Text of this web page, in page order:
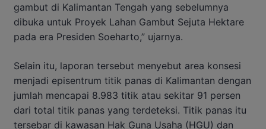
gambut di Kalimantan Tengah yang sebelumnya
dibuka untuk Proyek Lahan Gambut Sejuta Hektare
pada era Presiden Soeharto,” ujarnya.
Selain itu, laporan tersebut menyebut area konsesi
menjadi episentrum titik panas di Kalimantan dengan
jumlah mencapai 8.983 titik atau sekitar 91 persen
dari total titik panas yang terdeteksi. Titik panas itu
tersebar di kawasan Hak Guna Usaha (HGU) dan